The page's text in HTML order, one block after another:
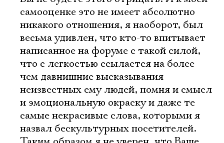
самооценке это не имеет абсолютно
никакого отношения, я наоборот, был
весьма удивлен, что кто-то впитывает
написанное на форуме с такой силой,
что с легкостью ссылается на более
чем давнишние высказывания
неизвестных ему людей, помня и смысл
и эмоциональную окраску и даже те
самые некрасивые слова, которыми я
назвал бескультурных посетителей.